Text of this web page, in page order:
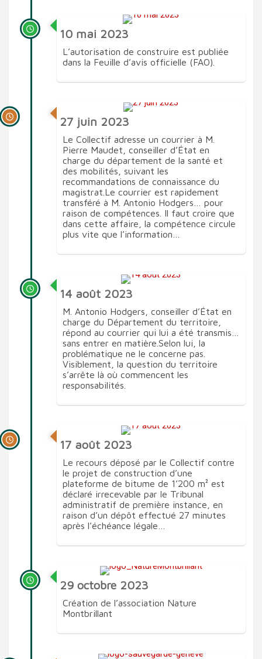
10 mai 2023
L’autorisation de construire est publiée
dans la Feuille d’avis officielle (FAO).
27 juin 2023
Le Collectif adresse un courrier à M.
Pierre Maudet, conseiller d’État en
charge du département de la santé et
des mobilités, suivant les
recommandations de connaissance du
magistrat.Le courrier est rapidement
transféré à M. Antonio Hodgers… pour
raison de compétences. Il faut croire que
dans cette affaire, la compétence circule
plus vite que l’information…
14 août 2023
M. Antonio Hodgers, conseiller d’État en
charge du Département du territoire,
répond au courrier qui lui a été transmis…
sans entrer en matière.Selon lui, la
problématique ne le concerne pas.
Visiblement, la question du territoire
s’arrête là où commencent les
responsabilités.
17 août 2023
Le recours déposé par le Collectif contre
le projet de construction d’une
plateforme de bitume de 1’200 m² est
déclaré irrecevable par le Tribunal
administratif de première instance, en
raison d’un dépôt effectué 27 minutes
après l’échéance légale…
29 octobre 2023
Création de l’association Nature
Montbrillant